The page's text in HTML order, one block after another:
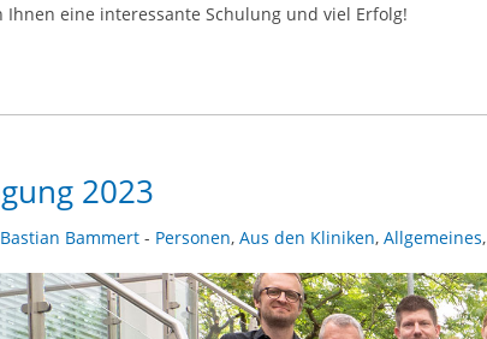
Ihnen eine interessante Schulung und viel Erfolg!
2023
Bastian Bammert - Personen, Aus den Kliniken, Allgemeines,